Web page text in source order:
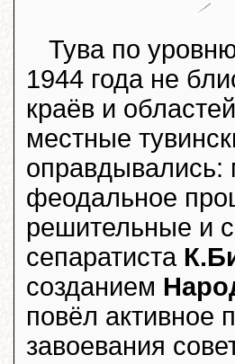
Тува по
1944 года не
краёв и
местные
оправдывались:
феодальное
решительные и
сепаратиста
созданием
повёл активное
завоевания